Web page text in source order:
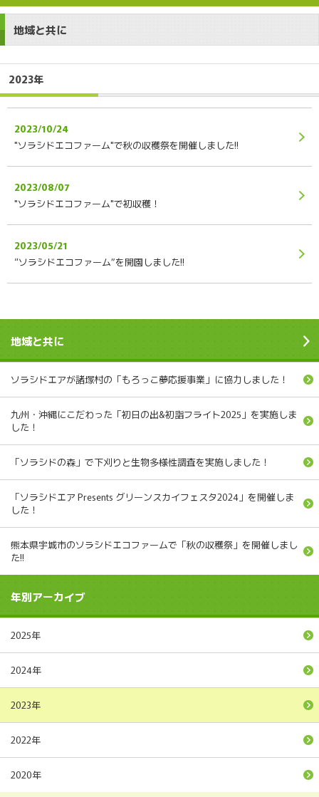
地域と共に
2023年
2023/10/24
"ソラシドエコファーム"で秋の収穫祭を開催しました!!
2023/08/07
"ソラシドエコファーム"で初収穫！
2023/05/21
“ソラシドエコファーム”を開園しました!!
地域と共に
ソラシドエアが諸塚村の「もろっこ夢応援事業」に協力しました！
九州・沖縄にこだわった「初日の出&初詣フライト2025」を実施しま
した！
「ソラシドの森」で下刈りと生物多様性調査を実施しました！
「ソラシドエア Presents グリーンスカイフェスタ2024」を開催しま
した！
熊本県宇城市のソラシドエコファームで「秋の収穫祭」を開催しまし
た!!
年別アーカイブ
2025年
2024年
2023年
2022年
2020年